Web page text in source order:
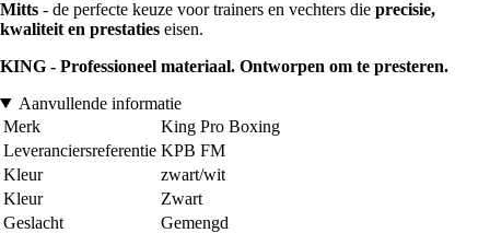
Mitts - de perfecte keuze voor trainers en vechters die precisie,
kwaliteit en prestaties eisen.
KING - Professioneel materiaal. Ontworpen om te presteren.
Aanvullende informatie
Merk
King Pro Boxing
Leveranciersreferentie KPB FM
Kleur
zwart/wit
Kleur
Zwart
Geslacht
Gemengd